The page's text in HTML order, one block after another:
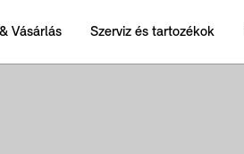
Vásárlás Szerviz és tartozékok